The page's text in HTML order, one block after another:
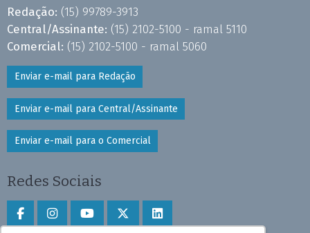
Redação: (15) 99789-3913
Central/Assinante: (15) 2102-5100 - ramal 5110
Comercial: (15) 2102-5100 - ramal 5060
Enviar e-mail para Redação
Enviar e-mail para Central/Assinante
Enviar e-mail para o Comercial
Redes Sociais